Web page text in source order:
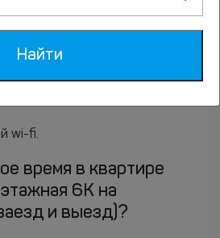
Телевизор;
в Интернет в
Двухэтажная 6К на
wi-fi.
время в квартире
6К на
и выезд)?
Найти